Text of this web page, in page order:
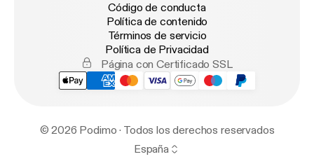
Código de conducta
Política de contenido
Términos de servicio
Política de Privacidad
Página con Certificado SSL
© 2026 Podimo · Todos los derechos reservados
España